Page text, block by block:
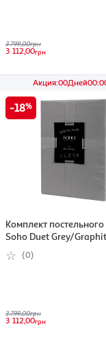
3 799,00грн
3 112,00грн
Акция:00Дней00:
18
Комплект
Soho Duet Grey/
200х230 см (7152621)
(0)
3 799,00грн
3 112,00грн